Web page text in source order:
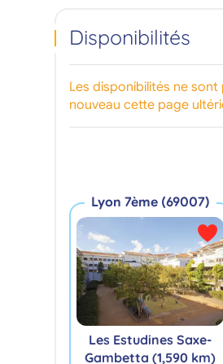
Disponibilités
Les disponibilités ne
nouveau cette page
Lyon 7ème (69007)
Les Estudines Saxe-
Gambetta (1,590 km)